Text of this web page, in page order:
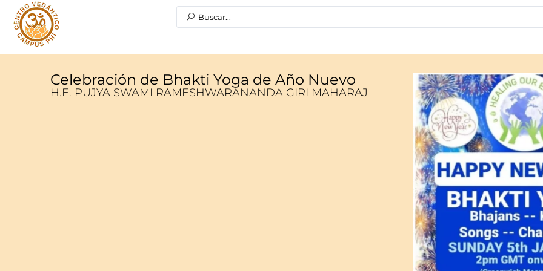
Celebración de Bhakti Yoga de Año Nuevo
H.E. PUJYA SWAMI RAMESHWARANANDA GIRI MAHARAJ